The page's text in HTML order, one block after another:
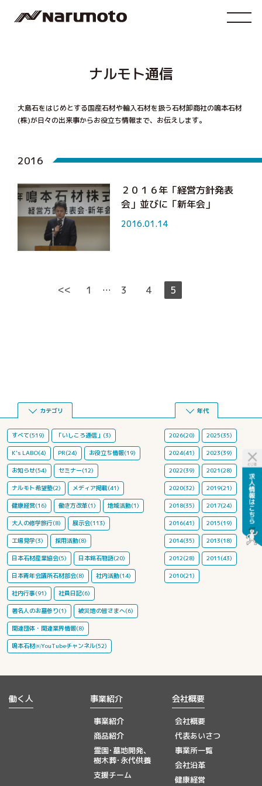
ナルモト通信
大島石をはじめとする国産石材や輸入石材を扱う石材卸商社の鳴本石材
(株)が日々の出来事からお役立ち情報まで、お伝えします。
2016
２０１６年「経営方針発表
会」並びに「新年会」
2016.01.14
<< 1 … 3 4 5
カテゴリ
すべて(519) 「いしころ通信」(3)
K's LABO(4) PR(24) お役立ち情報(19)
お知らせ(54) セミナー(12)
ナルモト希望塾(2) メディア掲載(41)
健康経営(16) 働き方改革(1) 地域活動(1)
大人の修学旅行(8) 展示会(113)
工場見学(3) 採用活動(8)
日本石材産業協会(5) 日本銘石物語(20)
日本青年会議所石材部会(8) 社内活動(14)
社内行事(91) 社員日記(6)
著名人のお墓参り(1) 被災地の皆さまへ(6)
関連団体・関連業界情報(8)
鳴本石材㈱YouTubeチャンネル(52)
年代
2026(20) 2025(35)
2024(41) 2023(39)
2022(39) 2021(28)
2020(32) 2019(21)
2018(35) 2017(24)
2016(41) 2015(19)
2014(35) 2013(18)
2012(28) 2011(43)
2010(21)
働く人 事業紹介
事業紹介
商品紹介
霊園･墓地開発、
樹木葬･永代供養
支援チーム
会社概要
会社概要
代表あいさつ
事業所一覧
会社沿革
健康経営